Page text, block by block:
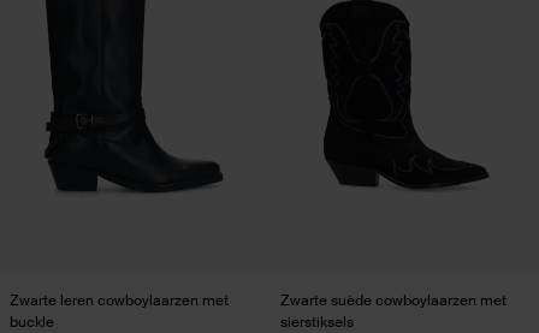
Zwarte leren cowboylaarzen met
buckle
Zwarte suède cowboylaarzen met
sierstiksels